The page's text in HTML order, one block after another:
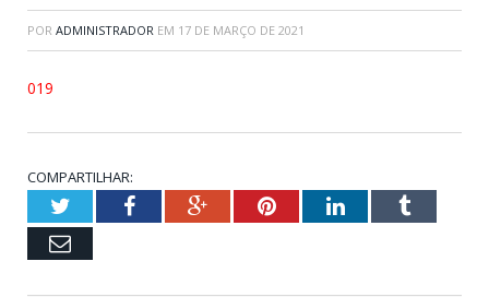
POR ADMINISTRADOR EM 17 DE MARÇO DE 2021
019
COMPARTILHAR:
TwitterFacebookGoogle+PinterestLinkedInTumblr
Email